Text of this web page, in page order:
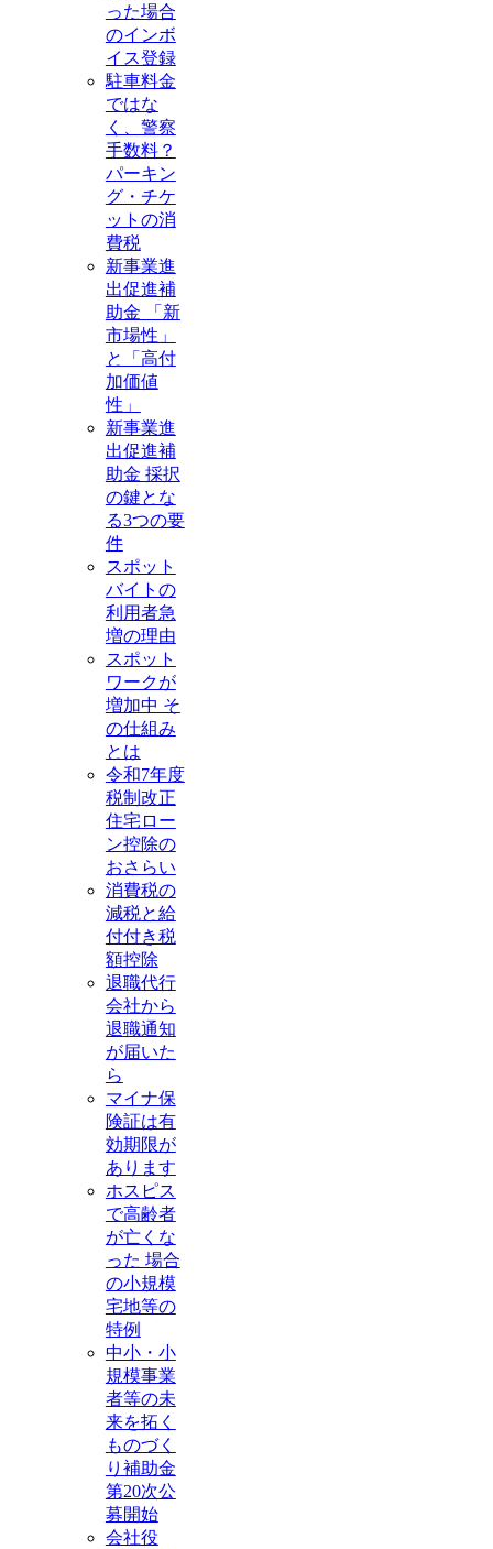
った場合
のインボ
イス登録
駐車料金
ではな
く、警察
手数料？
パーキン
グ・チケ
ットの消
費税
新事業進
出促進補
助金 「新
市場性」
と「高付
加価値
性」
新事業進
出促進補
助金 採択
の鍵とな
る3つの要
件
スポット
バイトの
利用者急
増の理由
スポット
ワークが
増加中 そ
の仕組み
とは
令和7年度
税制改正
住宅ロー
ン控除の
おさらい
消費税の
減税と給
付付き税
額控除
退職代行
会社から
退職通知
が届いた
ら
マイナ保
険証は有
効期限が
あります
ホスピス
で高齢者
が亡くな
った 場合
の小規模
宅地等の
特例
中小・小
規模事業
者等の未
来を拓く
ものづく
り補助金
第20次公
募開始
会社役